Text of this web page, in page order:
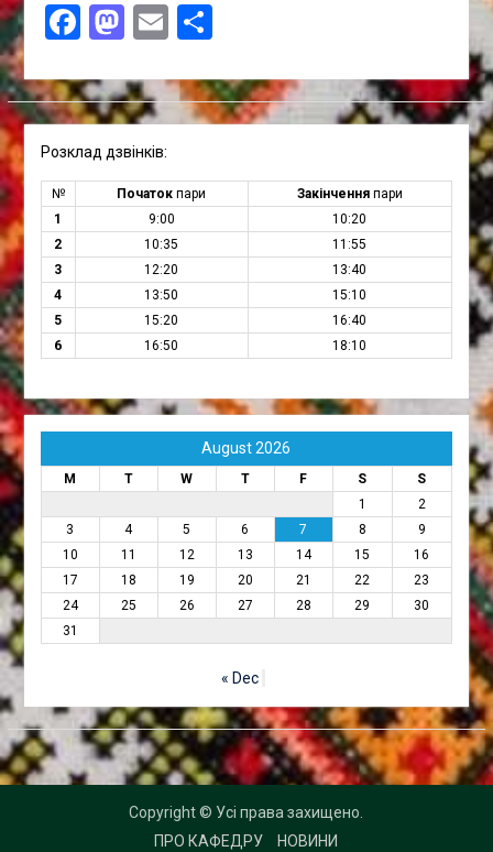
Facebook
Mastodon
EmailShare
Розклад дзвінків:
№ Початок пари Закінченняпари
1
9:00
10:20
2
10:35
11:55
3
12:20
13:40
4
13:50
15:10
5
15:20
16:40
6
16:50 18:10
August 2026
M T W T F S
S
1
2
3
4 5 6 7 8
9
10
11 12 13 14 15
16
17
18 19 20 21 22
23
24
25 26 27 28 29
30
31
« Dec
Copyright © Усі права захищено.
ПРО КАФЕДРУ
НОВИНИ